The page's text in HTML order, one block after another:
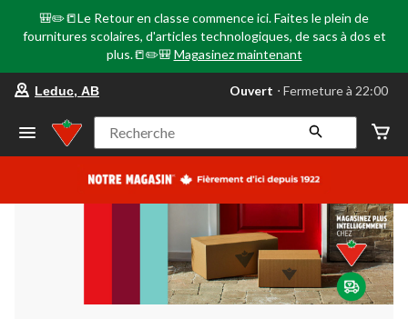
🎒✏️📒Le Retour en classe commence ici. Faites le plein de
fournitures scolaires, d'articles technologiques, de sacs à dos et
plus.📒✏️🎒 Magasinez maintenant
votre
préféré
Leduc,
AB,
courament
Fermeture
à
22:00
cliquer
pour
changer
Leduc, AB Ouvert ⋅ Fermeture à 22:00
Recherche